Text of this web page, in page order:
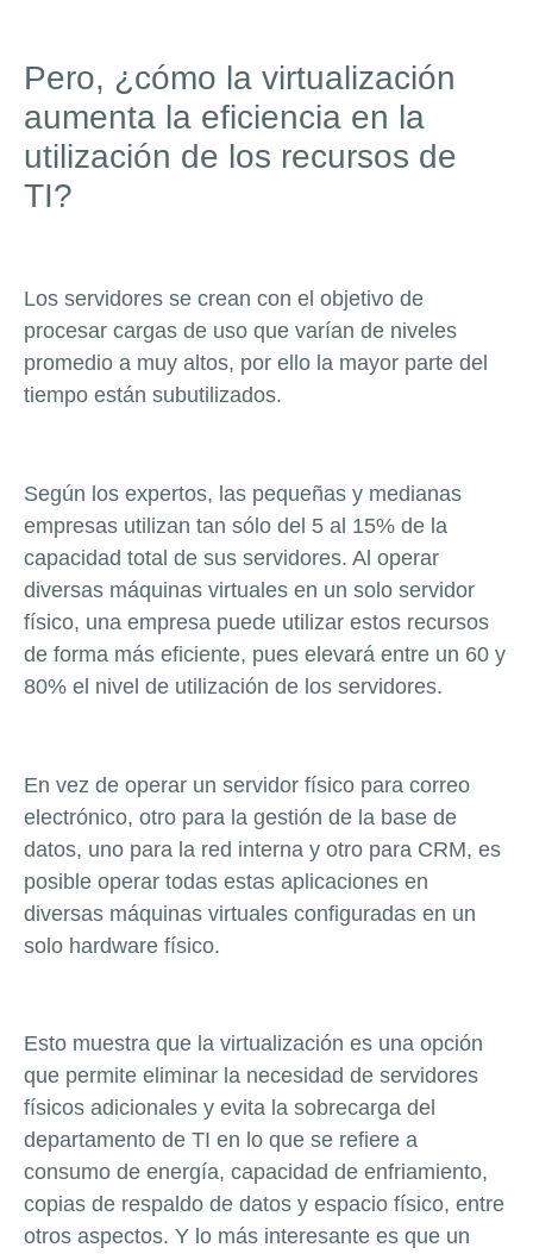
Pero, ¿cómo la virtualización
aumenta la eficiencia en la
utilización de los recursos de
TI?
Los servidores se crean con el objetivo de
procesar cargas de uso que varían de niveles
promedio a muy altos, por ello la mayor parte del
tiempo están subutilizados.
Según los expertos, las pequeñas y medianas
empresas utilizan tan sólo del 5 al 15% de la
capacidad total de sus servidores. Al operar
diversas máquinas virtuales en un solo servidor
físico, una empresa puede utilizar estos recursos
de forma más eficiente, pues elevará entre un 60 y
80% el nivel de utilización de los servidores.
En vez de operar un servidor físico para correo
electrónico, otro para la gestión de la base de
datos, uno para la red interna y otro para CRM, es
posible operar todas estas aplicaciones en
diversas máquinas virtuales configuradas en un
solo hardware físico.
Esto muestra que la virtualización es una opción
que permite eliminar la necesidad de servidores
físicos adicionales y evita la sobrecarga del
departamento de TI en lo que se refiere a
consumo de energía, capacidad de enfriamiento,
copias de respaldo de datos y espacio físico, entre
otros aspectos. Y lo más interesante es que un